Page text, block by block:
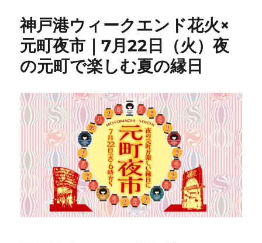
神戸港ウィークエンド花火×
元町夜市｜7月22日（火）夜
の元町で楽しむ夏の縁日